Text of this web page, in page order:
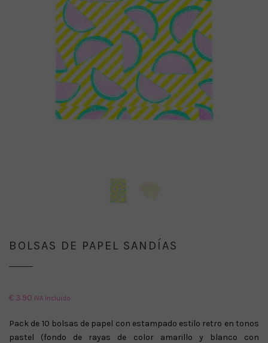
BOLSAS DE PAPEL SANDÍAS
€ 3.90 IVA Incluido
Pack de 10 bolsas de papel con estampado estilo retro en tonos
pastel (fondo de rayas de color amarillo y blanco con